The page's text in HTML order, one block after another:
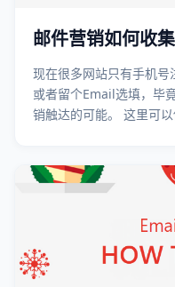
邮件营销如何收
现在很多网站只有手机号
或者留个Email选填，毕
销触达的可能。 这里可以使用站点表单功能，联系人注册